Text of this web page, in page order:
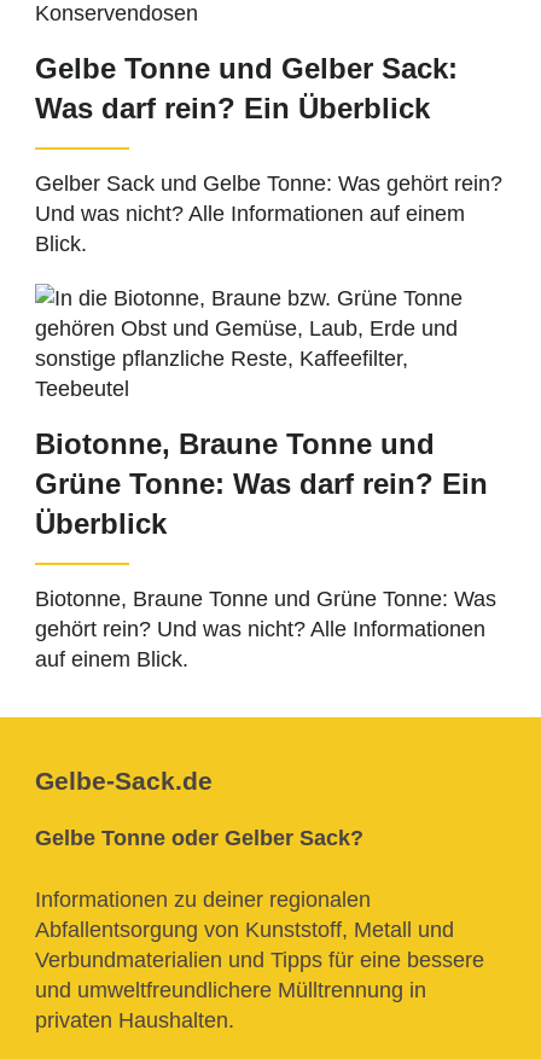
Gelbe Tonne und Gelber Sack:
Was darf rein? Ein Überblick
Gelber Sack und Gelbe Tonne: Was gehört rein?
Und was nicht? Alle Informationen auf einem
Blick.
Biotonne, Braune Tonne und
Grüne Tonne: Was darf rein? Ein
Überblick
Biotonne, Braune Tonne und Grüne Tonne: Was
gehört rein? Und was nicht? Alle Informationen
auf einem Blick.
Gelbe-Sack.de
Gelbe Tonne oder Gelber Sack?
Informationen zu deiner regionalen
Abfallentsorgung von Kunststoff, Metall und
Verbundmaterialien und Tipps für eine bessere
und umweltfreundlichere Mülltrennung in
privaten Haushalten.